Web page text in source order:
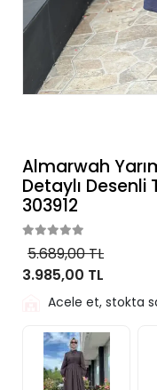
Almarwah
Detaylı Desenli
303912
5.689,00 TL
3.985,00 TL
Acele et, stokta